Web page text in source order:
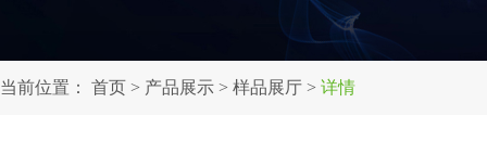
当前位置： 首页 > 产品展示 > 样品展厅 > 详情